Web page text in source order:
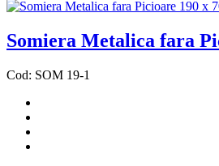
Somiera Metalica fara
Cod: SOM 19-1